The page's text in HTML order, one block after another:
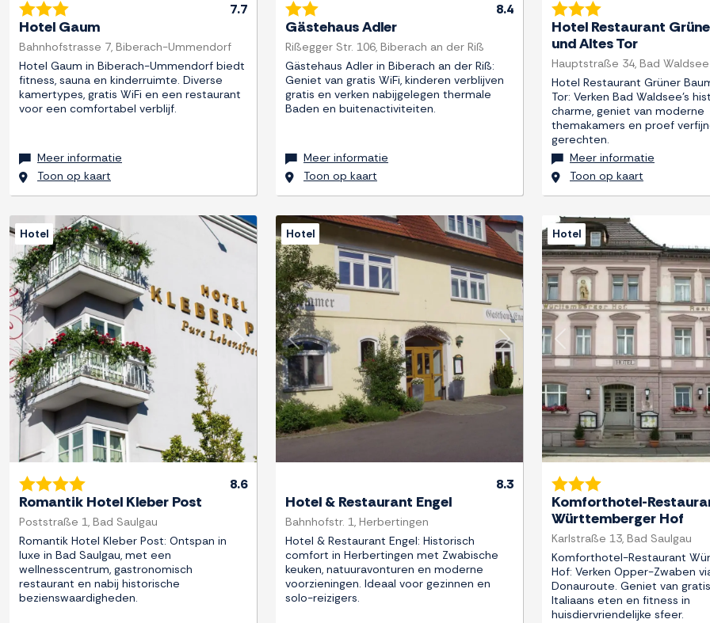
7.7
Hotel Gaum
Bahnhofstrasse 7, Biberach-Ummendorf
Hotel Gaum in Biberach-Ummendorf biedt
fitness, sauna en kinderruimte. Diverse
kamertypes, gratis WiFi en een restaurant
voor een comfortabel verblijf.
Meer informatie
Toon op kaart
8.4
Gästehaus Adler
Rißegger Str. 106, Biberach an der Riß
Gästehaus Adler in Biberach an der Riß:
Geniet van gratis WiFi, kinderen verblijven
gratis en verken nabijgelegen thermale
Baden en buitenactiviteiten.
Meer informatie
Toon op kaart
Hotel Restaurant
und Altes Tor
Hauptstraße 34, Bad Waldsee
Hotel Restaurant Grüner
Tor: Verken Bad Waldsee's
charme, geniet van moderne
themakamers en proef
gerechten.
Meer informatie
Toon op kaart
Previous Next
Hotel
8.6
Romantik Hotel Kleber Post
Poststraße 1, Bad Saulgau
Romantik Hotel Kleber Post: Ontspan in
luxe in Bad Saulgau, met een
wellnesscentrum, gastronomisch
restaurant en nabij historische
bezienswaardigheden.
Previous Next
Hotel
8.3
Hotel & Restaurant Engel
Bahnhofstr. 1, Herbertingen
Hotel & Restaurant Engel: Historisch
comfort in Herbertingen met Zwabische
keuken, natuuravonturen en moderne
voorzieningen. Ideaal voor gezinnen en
solo-reizigers.
Previous
Hotel
Komforthotel-
Württemberger Hof
Karlstraße 13, Bad Saulgau
Komforthotel-Restaurant
Hof: Verken Opper-Zwaben
Donauroute. Geniet van gratis
Italiaans eten en fitness in
huisdiervriendelijke sfeer.